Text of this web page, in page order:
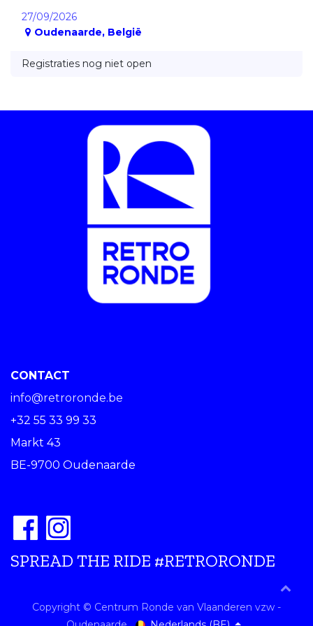
27/09/2026
Oudenaarde, België
Registraties nog niet open
CONTACT
info@retroronde.be
+32 55 33 99 33
Markt 43
BE-9700 Oudenaarde
SPREAD THE RIDE #RETRORONDE
Copyright © Centrum Ronde van Vlaanderen vzw -